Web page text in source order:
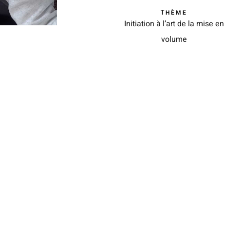
THÈME
Initiation à l’art de la mise en
volume